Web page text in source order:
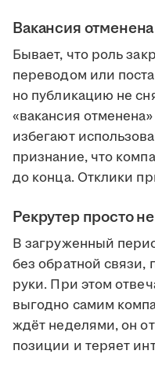
Вакансия
Бывает, что роль
переводом или
но публикацию не
«вакансия
избегают
признание, что
до конца. Отклики
Рекрутер просто
В загруженный
без обратной связи,
руки. При этом
выгодно самим
ждёт неделями, он
позиции и теряет